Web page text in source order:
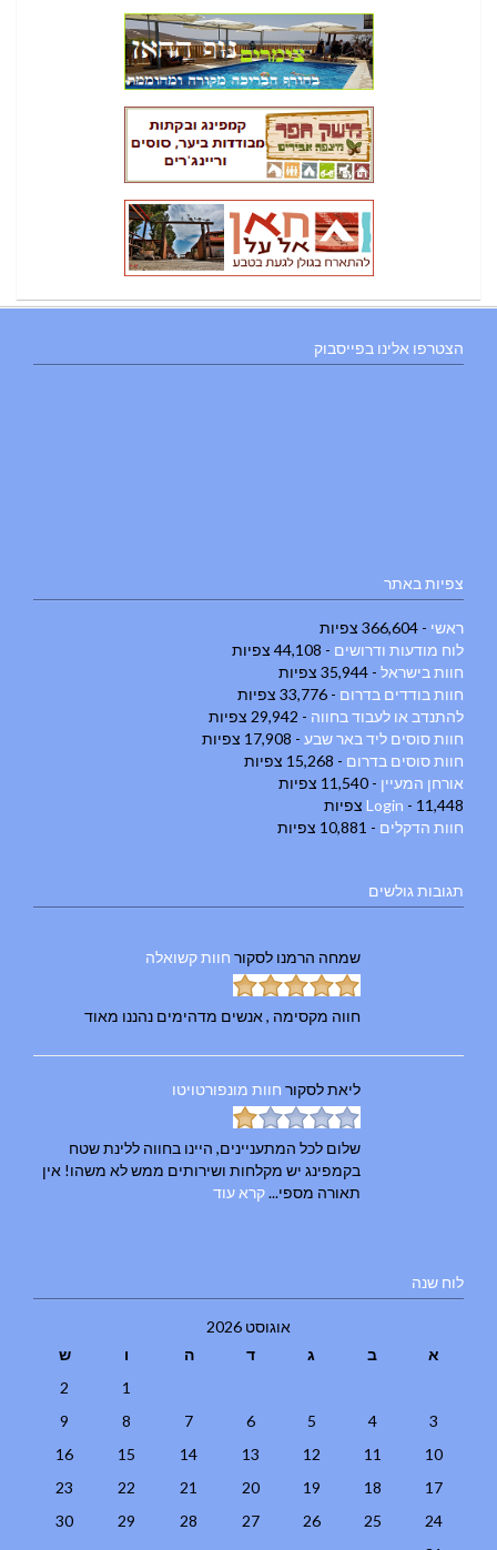
הצטרפו אלינו בפייסבוק
צפיות באתר
ראשי - 366,604 צפיות
לוח מודעות ודרושים - 44,108 צפיות
חוות בישראל - 35,944 צפיות
חוות בודדים בדרום - 33,776 צפיות
להתנדב או לעבוד בחווה - 29,942 צפיות
חוות סוסים ליד באר שבע - 17,908 צפיות
חוות סוסים בדרום - 15,268 צפיות
אורחן המעיין - 11,540 צפיות
Login - 11,448 צפיות
חוות הדקלים - 10,881 צפיות
תגובות גולשים
שמחה הרמנו לסקור חוות קשואלה
חווה מקסימה , אנשים מדהימים נהננו מאוד
ליאתלסקור חוות מונפורטויטו
שלום לכל המתעניינים, היינו בחווה ללינת שטח
בקמפינג יש מקלחות ושירותים ממש לא משהו! אין
תאורה מספי...קרא עוד
לוח שנה
אוגוסט 2026
א
ב ג ד ה ו
ש
1
2
3
4
5
6
7
8
9
10
11
12
13
14
15
16
17
18
19
20
21
22
23
24
25
26
27
28
29
30